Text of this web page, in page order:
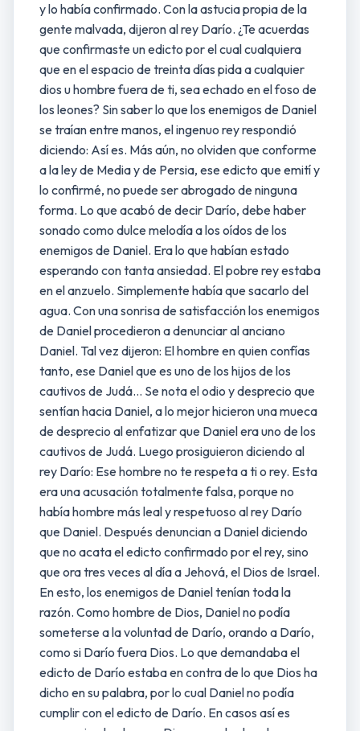
y lo había confirmado. Con la astucia propia de la
gente malvada, dijeron al rey Darío. ¿Te acuerdas
que confirmaste un edicto por el cual cualquiera
que en el espacio de treinta días pida a cualquier
dios u hombre fuera de ti, sea echado en el foso de
los leones? Sin saber lo que los enemigos de Daniel
se traían entre manos, el ingenuo rey respondió
diciendo: Así es. Más aún, no olviden que conforme
a la ley de Media y de Persia, ese edicto que emití y
lo confirmé, no puede ser abrogado de ninguna
forma. Lo que acabó de decir Darío, debe haber
sonado como dulce melodía a los oídos de los
enemigos de Daniel. Era lo que habían estado
esperando con tanta ansiedad. El pobre rey estaba
en el anzuelo. Simplemente había que sacarlo del
agua. Con una sonrisa de satisfacción los enemigos
de Daniel procedieron a denunciar al anciano
Daniel. Tal vez dijeron: El hombre en quien confías
tanto, ese Daniel que es uno de los hijos de los
cautivos de Judá… Se nota el odio y desprecio que
sentían hacia Daniel, a lo mejor hicieron una mueca
de desprecio al enfatizar que Daniel era uno de los
cautivos de Judá. Luego prosiguieron diciendo al
rey Darío: Ese hombre no te respeta a ti o rey. Esta
era una acusación totalmente falsa, porque no
había hombre más leal y respetuoso al rey Darío
que Daniel. Después denuncian a Daniel diciendo
que no acata el edicto confirmado por el rey, sino
que ora tres veces al día a Jehová, el Dios de Israel.
En esto, los enemigos de Daniel tenían toda la
razón. Como hombre de Dios, Daniel no podía
someterse a la voluntad de Darío, orando a Darío,
como si Darío fuera Dios. Lo que demandaba el
edicto de Darío estaba en contra de lo que Dios ha
dicho en su palabra, por lo cual Daniel no podía
cumplir con el edicto de Darío. En casos así es